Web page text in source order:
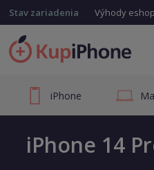
Stav zariadenia Výhody
iPhone
iPhone 14